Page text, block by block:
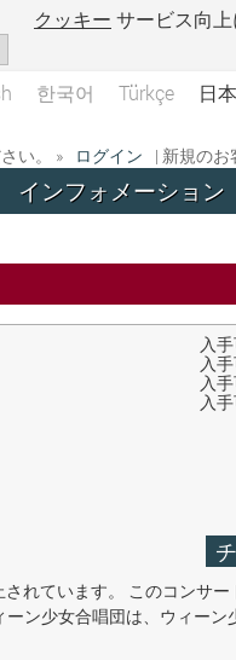
クッキー サービス向
한국어 Türkçe 日
い。 » ログイン | 新規のお
インフォメーション
入
入
入
入
れています。 このコンサー
ン少女合唱団は、ウィーン